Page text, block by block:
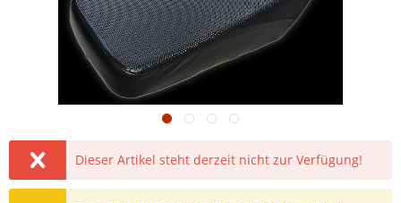
Dieser Artikel steht derzeit nicht zur Verfügung!